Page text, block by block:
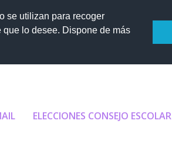
se utilizan para recoger
lo desee. Dispone de más
ELECCIONES CONSEJO ESCOLAR